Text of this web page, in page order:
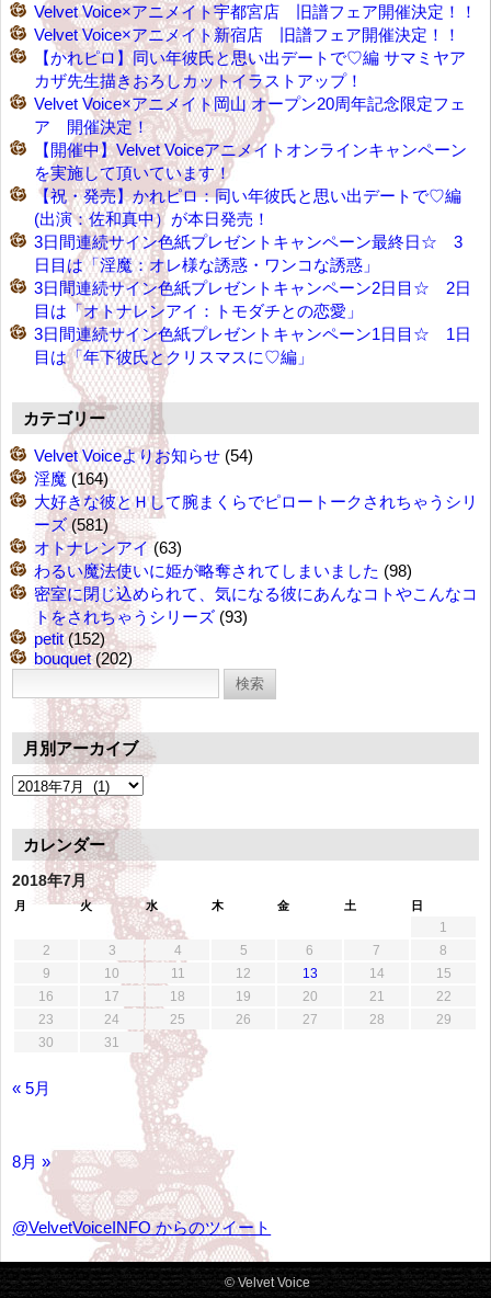
Velvet Voice×アニメイト宇都宮店 旧譜フェア開催決定！！
Velvet Voice×アニメイト新宿店 旧譜フェア開催決定！！
【かれピロ】同い年彼氏と思い出デートで♡編 サマミヤア
カザ先生描きおろしカットイラストアップ！
Velvet Voice×アニメイト岡山 オープン20周年記念限定フェ
ア 開催決定！
【開催中】Velvet Voiceアニメイトオンラインキャンペーン
を実施して頂いています！
【祝・発売】かれピロ：同い年彼氏と思い出デートで♡編
(出演：佐和真中）が本日発売！
3日間連続サイン色紙プレゼントキャンペーン最終日☆ 3
日目は「淫魔：オレ様な誘惑・ワンコな誘惑」
3日間連続サイン色紙プレゼントキャンペーン2日目☆ 2日
目は「オトナレンアイ：トモダチとの恋愛」
3日間連続サイン色紙プレゼントキャンペーン1日目☆ 1日
目は「年下彼氏とクリスマスに♡編」
カテゴリー
Velvet Voiceよりお知らせ (54)
淫魔 (164)
大好きな彼とＨして腕まくらでピロートークされちゃうシリ
ーズ(581)
オトナレンアイ (63)
わるい魔法使いに姫が略奪されてしまいました (98)
密室に閉じ込められて、気になる彼にあんなコトやこんなコ
トをされちゃうシリーズ (93)
petit(152)
bouquet(202)
索:
月別アーカイブ
月
ア
ー
カ
イ
カレンダー
2018年7月
月 火 水 木 金 土 日
1
2
3 4 5 6 7
8
9
10 11 12 13 14
15
16
17 18 19 20 21
22
23
24 25 26 27 28
29
30
31
« 5月
8月 »
@VelvetVoiceINFO からのツイート
© Velvet Voice